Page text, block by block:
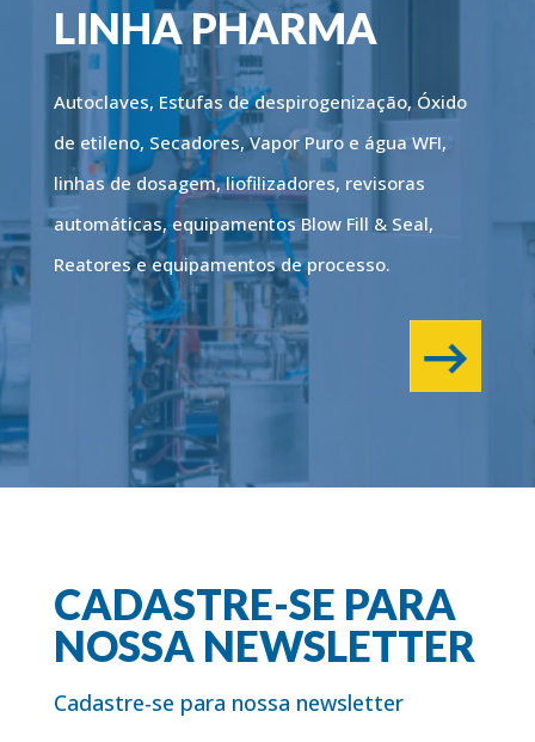
LINHA PHARMA
Autoclaves, Estufas de despirogenização, Óxido
de etileno, Secadores, Vapor Puro e água WFI,
linhas de dosagem, liofilizadores, revisoras
automáticas, equipamentos Blow Fill & Seal,
Reatores e equipamentos de processo.
CADASTRE-SE PARA
NOSSA NEWSLETTER
Cadastre-se para nossa newsletter